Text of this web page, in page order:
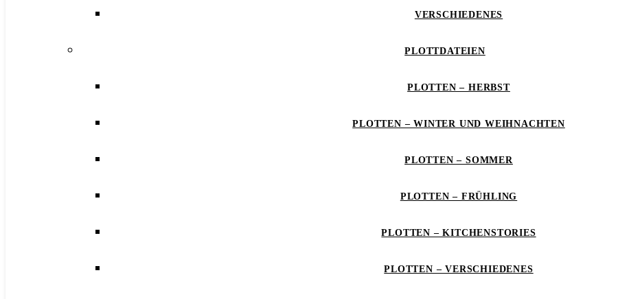
VERSCHIEDENES
PLOTTDATEIEN
PLOTTEN – HERBST
PLOTTEN – WINTER UND WEIHNACHTEN
PLOTTEN – SOMMER
PLOTTEN – FRÜHLING
PLOTTEN – KITCHENSTORIES
PLOTTEN – VERSCHIEDENES